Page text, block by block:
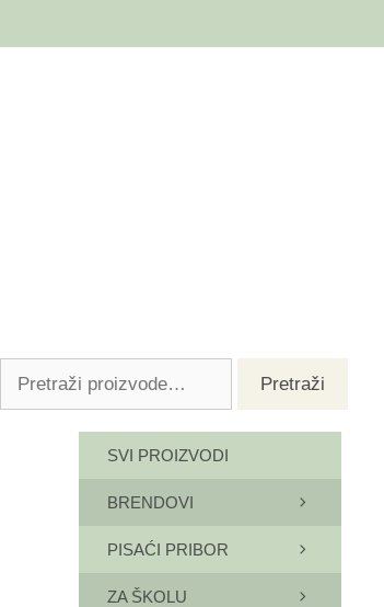
Pretraži
SVI PROIZVODI
BRENDOVI
PISAĆI PRIBOR
ZA ŠKOLU